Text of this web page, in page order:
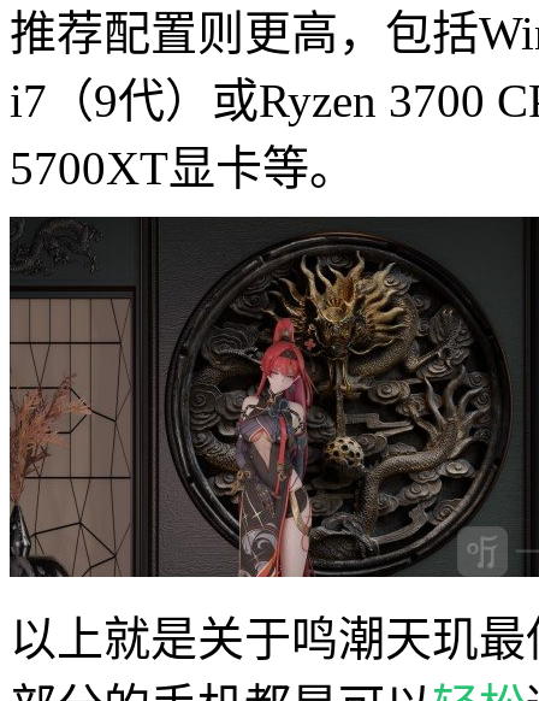
推荐配置则更高，包括
i7（9代）或Ryzen 3700
5700XT显卡等。
以上就是关于鸣潮天玑